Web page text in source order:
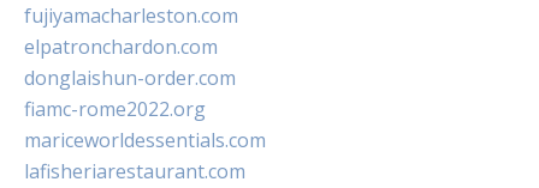
fujiyamacharleston.com
elpatronchardon.com
donglaishun-order.com
fiamc-rome2022.org
mariceworldessentials.com
lafisheriarestaurant.com